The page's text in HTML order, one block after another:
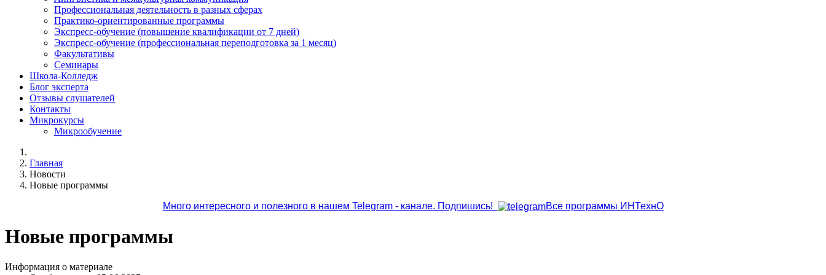
Профессиональная деятельность в разных сферах
Практико-ориентированные программы
Экспресс-обучение (повышение квалификации от 7 дней)
Экспресс-обучение (профессиональная переподготовка за 1 месяц)
Факультативы
Семинары
Школа-Колледж
Блог эксперта
Отзывы слушателей
Контакты
Микрокурсы
Микрообучение
Главная
Новости
Новые программы
Много интересного и полезного в нашем Telegram - канале. Подпишись!
Все программы ИНТехнО
Новые программы
Информация о материале